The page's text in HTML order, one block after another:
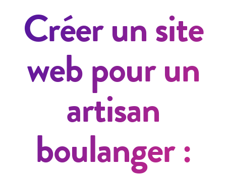
Créer un site
web pour un
artisan
boulanger :